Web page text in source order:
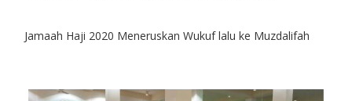
Jamaah Haji 2020 Meneruskan Wukuf lalu ke Muzdalifah